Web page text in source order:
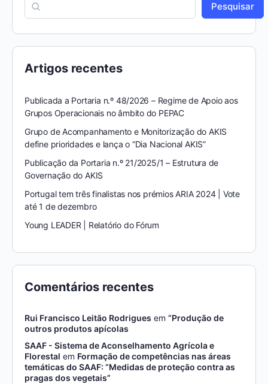
Pesquisar
Artigos recentes
Publicada a Portaria n.º 48/2026 – Regime de Apoio aos
Grupos Operacionais no âmbito do PEPAC
Grupo de Acompanhamento e Monitorização do AKIS
define prioridades e lança o “Dia Nacional AKIS”
Publicação da Portaria n.º 21/2025/1 – Estrutura de
Governação do AKIS
Portugal tem três finalistas nos prémios ARIA 2024 | Vote
até 1 de dezembro
Young LEADER | Relatório do Fórum
Comentários recentes
Rui Francisco Leitão Rodrigues em “Produção de
outros produtos apícolas
SAAF - Sistema de Aconselhamento Agrícola e
Florestal em Formação de competências nas áreas
temáticas do SAAF: “Medidas de proteção contra as
pragas dos vegetais”